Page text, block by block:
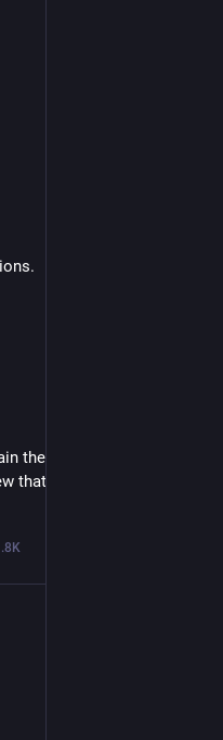
the content that was
that led you to click in the
K